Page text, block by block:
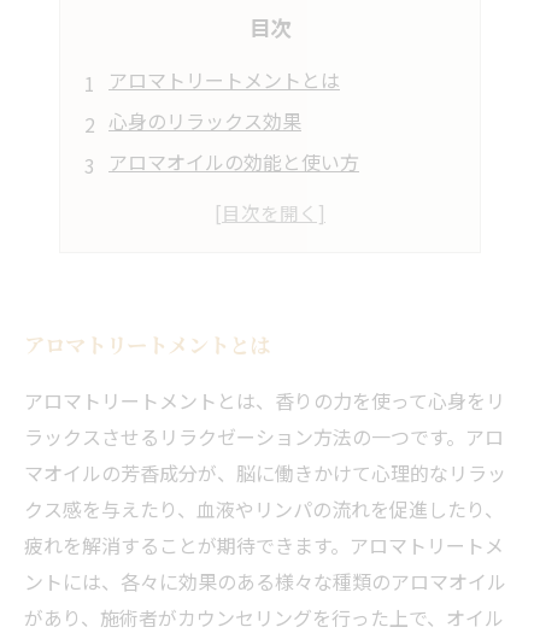
目次
アロマトリートメントとは
心身のリラックス効果
アロマオイルの効能と使い方
アロマトリートメントの種類と選び方
アロマトリートメントとは
アロマトリートメントとは、香りの力を使って心身をリ
ラックスさせるリラクゼーション方法の一つです。アロ
マオイルの芳香成分が、脳に働きかけて心理的なリラッ
クス感を与えたり、血液やリンパの流れを促進したり、
疲れを解消することが期待できます。アロマトリートメ
ントには、各々に効果のある様々な種類のアロマオイル
があり、施術者がカウンセリングを行った上で、オイル